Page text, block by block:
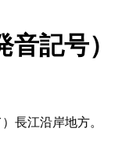
記号）
長江沿岸地方。